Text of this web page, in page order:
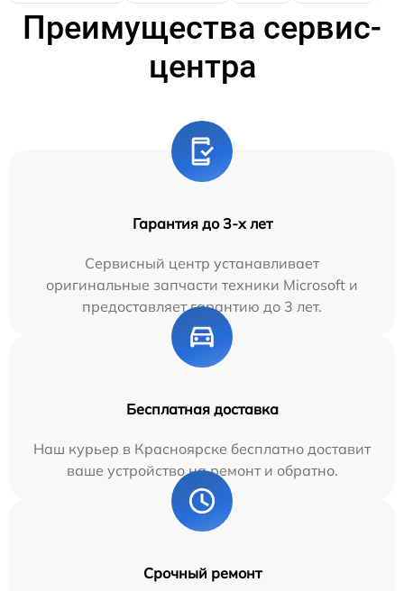
Преимущества сервис-
центра
Гарантия до 3-х лет
Сервисный центр устанавливает
оригинальные запчасти техники Microsoft и
предоставляет гарантию до 3 лет.
Бесплатная доставка
Наш курьер в Красноярске бесплатно доставит
ваше устройство на ремонт и обратно.
Срочный ремонт